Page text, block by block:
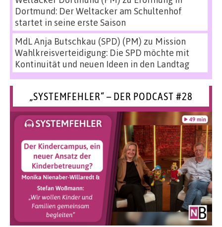
Dortmund: Der Weltacker am Schultenhof
startet in seine erste Saison
MdL Anja Butschkau (SPD) (PM) zu Mission
Wahlkreisverteidigung: Die SPD möchte mit
Kontinuität und neuen Ideen in den Landtag
„SYSTEMFEHLER“ – DER PODCAST #28